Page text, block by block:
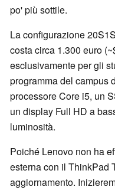
po' più sottile.
La configurazione
costa circa 1.300 euro
esclusivamente per gli
programma del campus
processore Core i5, un
un display Full HD a
luminosità.
Poiché Lenovo non ha
esterna con il ThinkPad
aggiornamento.